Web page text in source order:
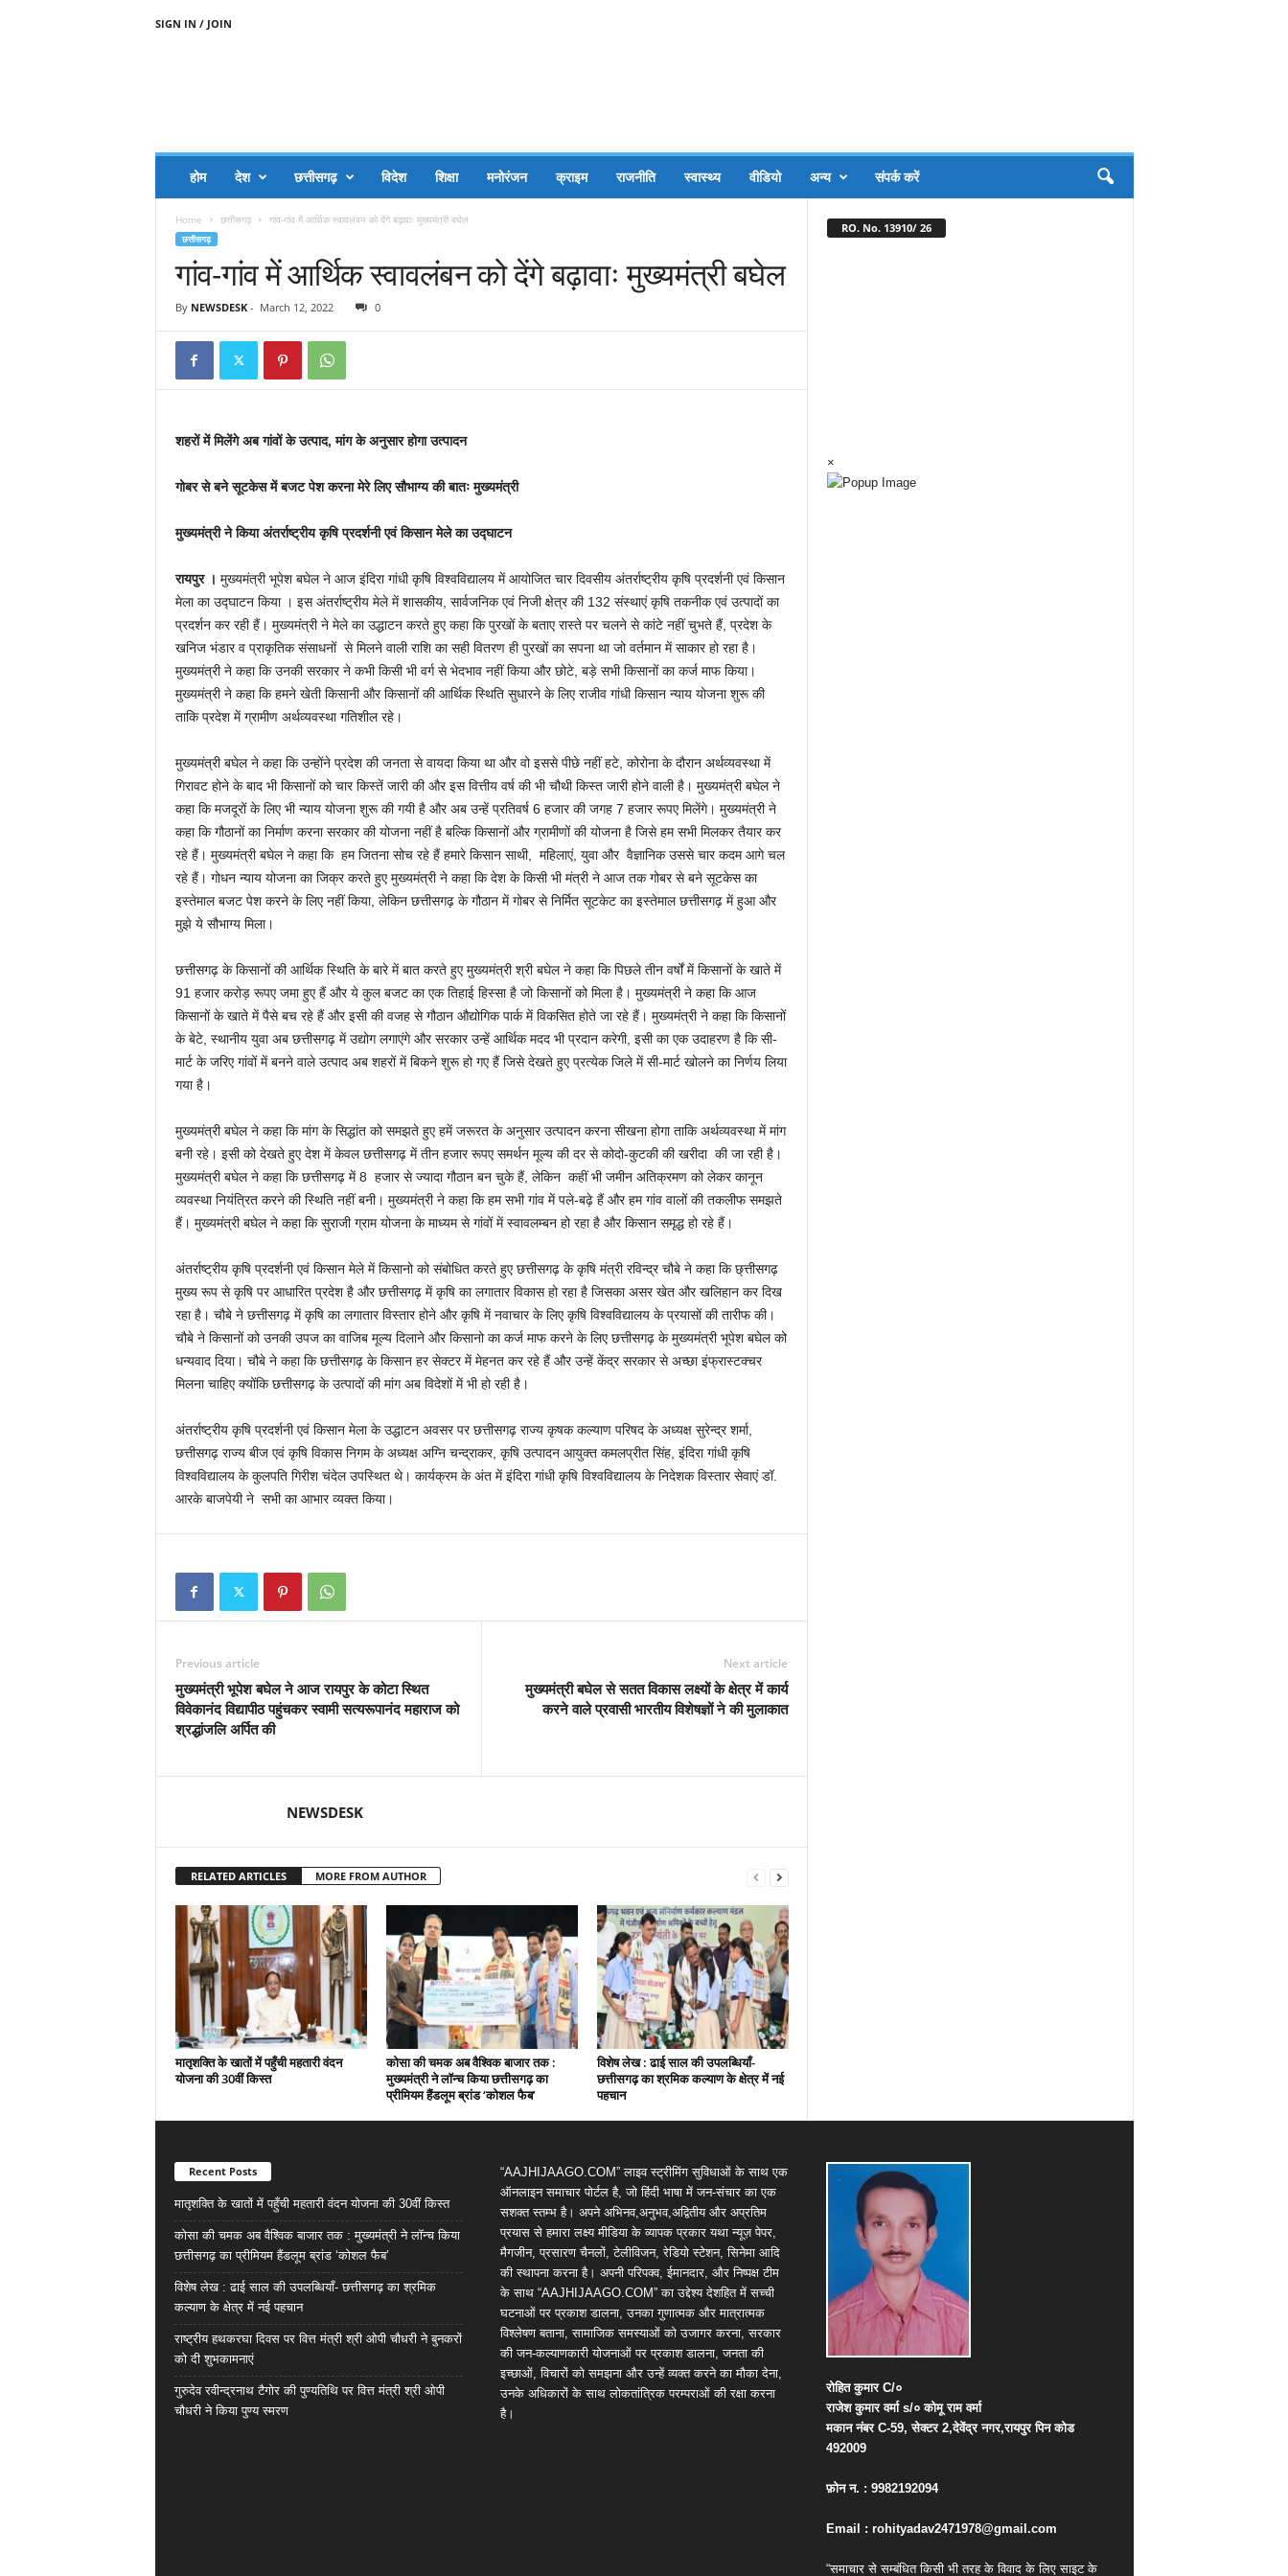
SIGN IN / JOIN
होम देश छत्तीसगढ़ विदेश शिक्षा मनोरंजन क्राइम राजनीति स्वास्थ्य वीडियो अन्य संपर्क करें
Home छत्तीसगढ़ गांव-गांव में आर्थिक स्वावलंबन को देंगे बढ़ावाः मुख्यमंत्री बघेल
छत्तीसगढ़
गांव-गांव में आर्थिक स्वावलंबन को देंगे बढ़ावाः मुख्यमंत्री बघेल
By NEWSDESK- March 12, 2022 0
शहरों में मिलेंगे अब गांवों के उत्पाद, मांग के अनुसार होगा उत्पादन
गोबर से बने सूटकेस में बजट पेश करना मेरे लिए सौभाग्य की बातः मुख्यमंत्री
मुख्यमंत्री ने किया अंतर्राष्ट्रीय कृषि प्रदर्शनी एवं किसान मेले का उद्घाटन
रायपुर । मुख्यमंत्री भूपेश बघेल ने आज इंदिरा गांधी कृषि विश्वविद्यालय में आयोजित चार दिवसीय अंतर्राष्ट्रीय कृषि प्रदर्शनी एवं किसान
मेला का उद्घाटन किया । इस अंतर्राष्ट्रीय मेले में शासकीय, सार्वजनिक एवं निजी क्षेत्र की 132 संस्थाएं कृषि तकनीक एवं उत्पादों का
प्रदर्शन कर रही हैं। मुख्यमंत्री ने मेले का उद्धाटन करते हुए कहा कि पुरखों के बताए रास्ते पर चलने से कांटे नहीं चुभते हैं, प्रदेश के
खनिज भंडार व प्राकृतिक संसाधनों से मिलने वाली राशि का सही वितरण ही पुरखों का सपना था जो वर्तमान में साकार हो रहा है।
मुख्यमंत्री ने कहा कि उनकी सरकार ने कभी किसी भी वर्ग से भेदभाव नहीं किया और छोटे, बड़े सभी किसानों का कर्ज माफ किया।
मुख्यमंत्री ने कहा कि हमने खेती किसानी और किसानों की आर्थिक स्थिति सुधारने के लिए राजीव गांधी किसान न्याय योजना शुरू की
ताकि प्रदेश में ग्रामीण अर्थव्यवस्था गतिशील रहे।
मुख्यमंत्री बघेल ने कहा कि उन्होंने प्रदेश की जनता से वायदा किया था और वो इससे पीछे नहीं हटे, कोरोना के दौरान अर्थव्यवस्था में
गिरावट होने के बाद भी किसानों को चार किस्तें जारी की और इस वित्तीय वर्ष की भी चौथी किस्त जारी होने वाली है। मुख्यमंत्री बघेल ने
कहा कि मजदूरों के लिए भी न्याय योजना शुरू की गयी है और अब उन्हें प्रतिवर्ष 6 हजार की जगह 7 हजार रूपए मिलेंगे। मुख्यमंत्री ने
कहा कि गौठानों का निर्माण करना सरकार की योजना नहीं है बल्कि किसानों और ग्रामीणों की योजना है जिसे हम सभी मिलकर तैयार कर
रहे हैं। मुख्यमंत्री बघेल ने कहा कि हम जितना सोच रहे हैं हमारे किसान साथी, महिलाएं, युवा और वैज्ञानिक उससे चार कदम आगे चल
रहे हैं। गोधन न्याय योजना का जिक्र करते हुए मुख्यमंत्री ने कहा कि देश के किसी भी मंत्री ने आज तक गोबर से बने सूटकेस का
इस्तेमाल बजट पेश करने के लिए नहीं किया, लेकिन छत्तीसगढ़ के गौठान में गोबर से निर्मित सूटकेट का इस्तेमाल छत्तीसगढ़ में हुआ और
मुझे ये सौभाग्य मिला।
छत्तीसगढ़ के किसानों की आर्थिक स्थिति के बारे में बात करते हुए मुख्यमंत्री श्री बघेल ने कहा कि पिछले तीन वर्षों में किसानों के खाते में
91 हजार करोड़ रूपए जमा हुए हैं और ये कुल बजट का एक तिहाई हिस्सा है जो किसानों को मिला है। मुख्यमंत्री ने कहा कि आज
किसानों के खाते में पैसे बच रहे हैं और इसी की वजह से गौठान औद्योगिक पार्क में विकसित होते जा रहे हैं। मुख्यमंत्री ने कहा कि किसानों
के बेटे, स्थानीय युवा अब छत्तीसगढ़ में उद्योग लगाएंगे और सरकार उन्हें आर्थिक मदद भी प्रदान करेगी, इसी का एक उदाहरण है कि सी-
मार्ट के जरिए गांवों में बनने वाले उत्पाद अब शहरों में बिकने शुरू हो गए हैं जिसे देखते हुए प्रत्येक जिले में सी-मार्ट खोलने का निर्णय लिया
गया है।
मुख्यमंत्री बघेल ने कहा कि मांग के सिद्धांत को समझते हुए हमें जरूरत के अनुसार उत्पादन करना सीखना होगा ताकि अर्थव्यवस्था में मांग
बनी रहे। इसी को देखते हुए देश में केवल छत्तीसगढ़ में तीन हजार रूपए समर्थन मूल्य की दर से कोदो-कुटकी की खरीदा की जा रही है।
मुख्यमंत्री बघेल ने कहा कि छत्तीसगढ़ में 8 हजार से ज्यादा गौठान बन चुके हैं, लेकिन कहीं भी जमीन अतिक्रमण को लेकर कानून
व्यवस्था नियंत्रित करने की स्थिति नहीं बनी। मुख्यमंत्री ने कहा कि हम सभी गांव में पले-बढ़े हैं और हम गांव वालों की तकलीफ समझते
हैं। मुख्यमंत्री बघेल ने कहा कि सुराजी ग्राम योजना के माध्यम से गांवों में स्वावलम्बन हो रहा है और किसान समृद्ध हो रहे हैं।
अंतर्राष्ट्रीय कृषि प्रदर्शनी एवं किसान मेले में किसानो को संबोधित करते हुए छत्तीसगढ़ के कृषि मंत्री रविन्द्र चौबे ने कहा कि छ्त्तीसगढ़
मुख्य रूप से कृषि पर आधारित प्रदेश है और छत्तीसगढ़ में कृषि का लगातार विकास हो रहा है जिसका असर खेत और खलिहान कर दिख
रहा है। चौबे ने छत्तीसगढ़ में कृषि का लगातार विस्तार होने और कृषि में नवाचार के लिए कृषि विश्वविद्यालय के प्रयासों की तारीफ की।
चौबे ने किसानों को उनकी उपज का वाजिब मूल्य दिलाने और किसानो का कर्ज माफ करने के लिए छत्तीसगढ़ के मुख्यमंत्री भूपेश बघेल को
धन्यवाद दिया। चौबे ने कहा कि छत्तीसगढ़ के किसान हर सेक्टर में मेहनत कर रहे हैं और उन्हें केंद्र सरकार से अच्छा इंफ्रास्टक्चर
मिलना चाहिए क्योंकि छत्तीसगढ़ के उत्पादों की मांग अब विदेशों में भी हो रही है।
अंतर्राष्ट्रीय कृषि प्रदर्शनी एवं किसान मेला के उद्धाटन अवसर पर छत्तीसगढ़ राज्य कृषक कल्याण परिषद के अध्यक्ष सुरेन्द्र शर्मा,
छत्तीसगढ़ राज्य बीज एवं कृषि विकास निगम के अध्यक्ष अग्नि चन्द्राकर, कृषि उत्पादन आयुक्त कमलप्रीत सिंह, इंदिरा गांधी कृषि
विश्वविद्यालय के कुलपति गिरीश चंदेल उपस्थित थे। कार्यक्रम के अंत में इंदिरा गांधी कृषि विश्वविद्यालय के निदेशक विस्तार सेवाएं डॉ.
आरके बाजपेयी ने सभी का आभार व्यक्त किया।
Previous article
मुख्यमंत्री भूपेश बघेल ने आज रायपुर के कोटा स्थित
विवेकानंद विद्यापीठ पहुंचकर स्वामी सत्यरूपानंद महाराज को
श्रद्धांजलि अर्पित की
Next article
मुख्यमंत्री बघेल से सतत विकास लक्ष्यों के क्षेत्र में कार्य
करने वाले प्रवासी भारतीय विशेषज्ञों ने की मुलाकात
NEWSDESK
RELATED ARTICLES MORE FROM AUTHOR
मातृशक्ति के खातों में पहुँची महतारी वंदन
योजना की 30वीं किस्त
कोसा की चमक अब वैश्विक बाजार तक :
मुख्यमंत्री ने लॉन्च किया छत्तीसगढ़ का
प्रीमियम हैंडलूम ब्रांड ‘कोशल फैब’
विशेष लेख : ढाई साल की उपलब्धियाँ-
छत्तीसगढ़ का श्रमिक कल्याण के क्षेत्र में नई
पहचान
RO. No. 13910/ 26
×
Recent Posts
मातृशक्ति के खातों में पहुँची महतारी वंदन योजना की 30वीं किस्त
कोसा की चमक अब वैश्विक बाजार तक : मुख्यमंत्री ने लॉन्च किया
छत्तीसगढ़ का प्रीमियम हैंडलूम ब्रांड ‘कोशल फैब’
विशेष लेख : ढाई साल की उपलब्धियाँ- छत्तीसगढ़ का श्रमिक
कल्याण के क्षेत्र में नई पहचान
राष्ट्रीय हथकरघा दिवस पर वित्त मंत्री श्री ओपी चौधरी ने बुनकरों
को दी शुभकामनाएं
गुरुदेव रवीन्द्रनाथ टैगोर की पुण्यतिथि पर वित्त मंत्री श्री ओपी
चौधरी ने किया पुण्य स्मरण
“AAJHIJAAGO.COM” लाइव स्ट्रीमिंग सुविधाओं के साथ एक
ऑनलाइन समाचार पोर्टल है, जो हिंदी भाषा में जन-संचार का एक
सशक्त स्तम्भ है। अपने अभिनव,अनुभव,अद्वितीय और अप्रतिम
प्रयास से हमारा लक्ष्य मीडिया के व्यापक प्रकार यथा न्यूज़ पेपर,
मैगजीन, प्रसारण चैनलों, टेलीविजन, रेडियो स्टेशन, सिनेमा आदि
की स्थापना करना है। अपनी परिपक्व, ईमानदार, और निष्पक्ष टीम
के साथ “AAJHIJAAGO.COM” का उद्देश्य देशहित में सच्ची
घटनाओं पर प्रकाश डालना, उनका गुणात्मक और मात्रात्मक
विश्लेषण बताना, सामाजिक समस्याओं को उजागर करना, सरकार
की जन-कल्याणकारी योजनाओं पर प्रकाश डालना, जनता की
इच्छाओं, विचारों को समझना और उन्हें व्यक्त करने का मौका देना,
उनके अधिकारों के साथ लोकतांत्रिक परम्पराओं की रक्षा करना
है।
रोहित कुमारC/०
राजेश कुमार वर्माs/० कोमू राम वर्मा
मकान नंबरC-59,सेक्टर2,देवेंद्र नगर,रायपुर पिन कोड
492009
फ़ोन न. : 9982192094
Email : rohityadav2471978@gmail.com
“समाचार से सम्बंधित किसी भी तरह के विवाद के लिए साइट के